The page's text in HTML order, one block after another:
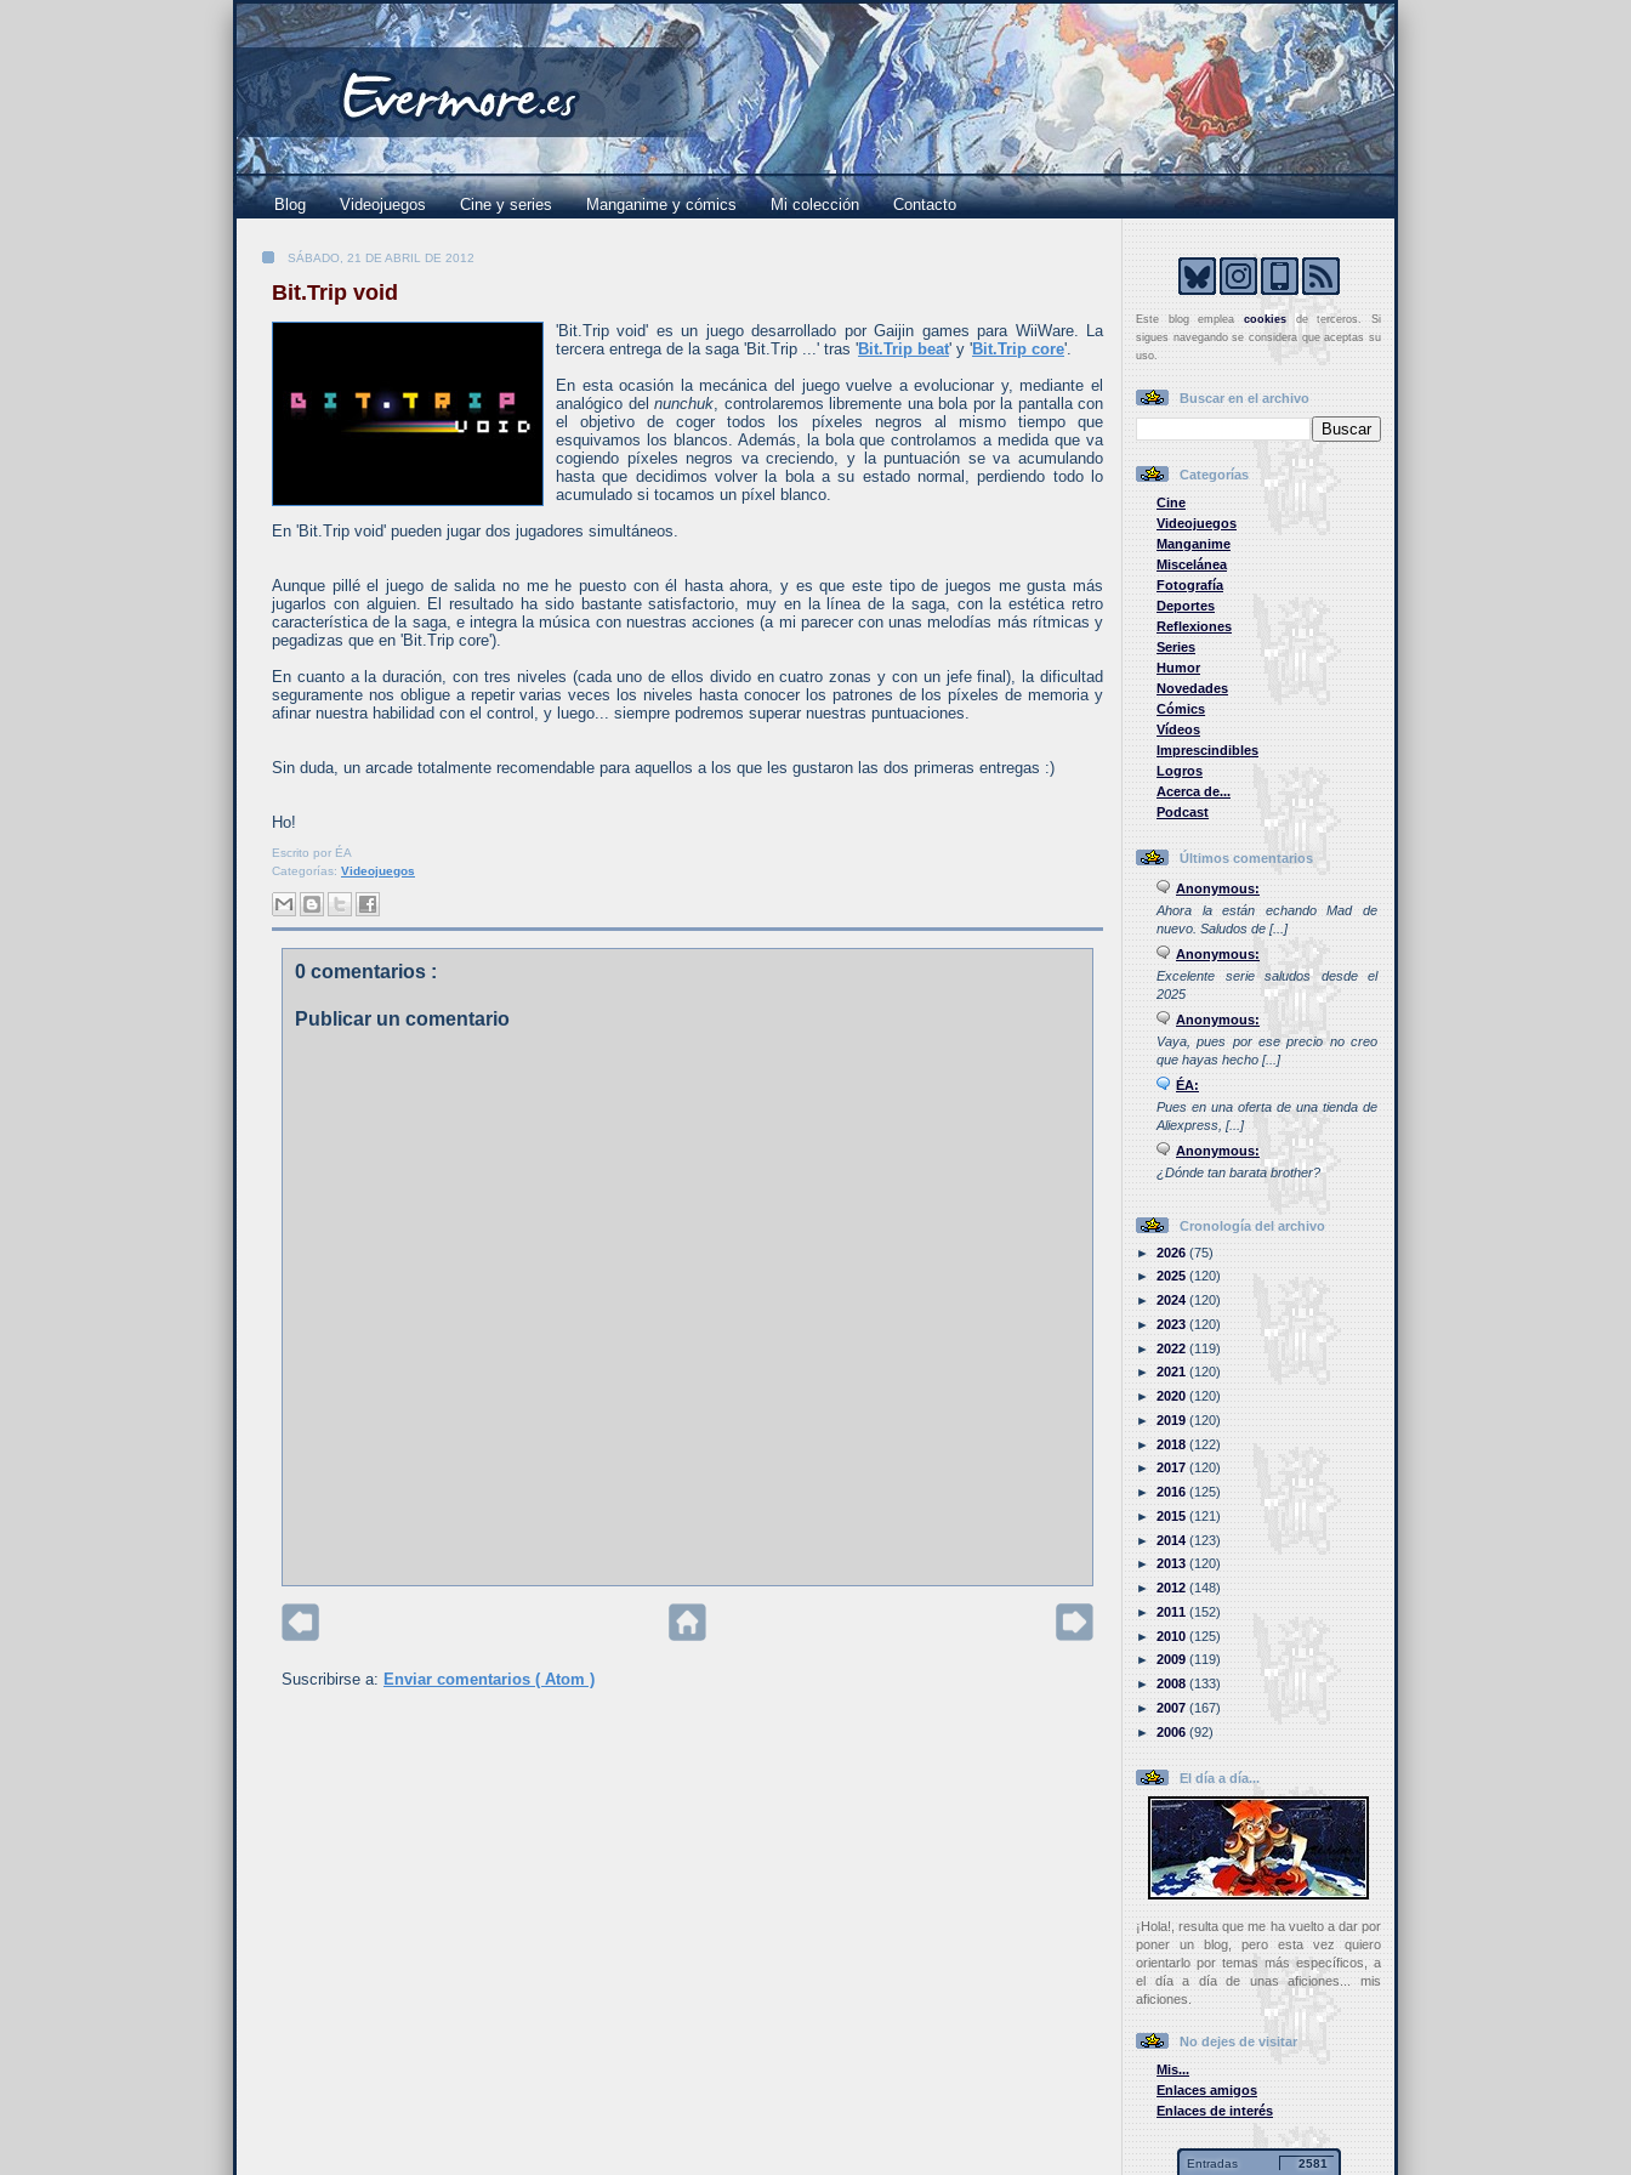
Blog Videojuegos Cine y series Manganime y cómics Mi colección Contacto
SÁBADO, 21 DE ABRIL DE 2012
Bit.Trip void
'Bit.Trip void' es un juego desarrollado por Gaijin games para WiiWare. La
tercera entrega de la saga 'Bit.Trip ...' tras 'Bit.Trip beat' y 'Bit.Trip core'.
En esta ocasión la mecánica del juego vuelve a evolucionar y, mediante el
analógico del nunchuk, controlaremos libremente una bola por la pantalla con
el objetivo de coger todos los píxeles negros al mismo tiempo que
esquivamos los blancos. Además, la bola que controlamos a medida que va
cogiendo píxeles negros va creciendo, y la puntuación se va acumulando
hasta que decidimos volver la bola a su estado normal, perdiendo todo lo
acumulado si tocamos un píxel blanco.
En 'Bit.Trip void' pueden jugar dos jugadores simultáneos.
Aunque pillé el juego de salida no me he puesto con él hasta ahora, y es que este tipo de juegos me gusta más
jugarlos con alguien. El resultado ha sido bastante satisfactorio, muy en la línea de la saga, con la estética retro
característica de la saga, e integra la música con nuestras acciones (a mi parecer con unas melodías más rítmicas y
pegadizas que en 'Bit.Trip core').
En cuanto a la duración, con tres niveles (cada uno de ellos divido en cuatro zonas y con un jefe final), la dificultad
seguramente nos obligue a repetir varias veces los niveles hasta conocer los patrones de los píxeles de memoria y
afinar nuestra habilidad con el control, y luego... siempre podremos superar nuestras puntuaciones.
Sin duda, un arcade totalmente recomendable para aquellos a los que les gustaron las dos primeras entregas :)
Ho!
Escrito por ÉA
Categorías: Videojuegos
0 comentarios :
Publicar un comentario
Suscribirse a: Enviar comentarios ( Atom )
Este blog empleacookies de terceros. Si
sigues navegando se considera que aceptas su
uso.
Buscar en el archivo
Categorías
Cine
Videojuegos
Manganime
Miscelánea
Fotografía
Deportes
Reflexiones
Series
Humor
Novedades
Cómics
Vídeos
Imprescindibles
Logros
Acerca de...
Podcast
Últimos comentarios
Anonymous:
Ahora la están echando Mad de
nuevo. Saludos de [...]
Anonymous:
Excelente serie saludos desde el
2025
Anonymous:
Vaya, pues por ese precio no creo
que hayas hecho [...]
ÉA:
Pues en una oferta de una tienda de
Aliexpress, [...]
Anonymous:
¿Dónde tan barata brother?
Cronología del archivo
►2026(75)
►2025(120)
►2024(120)
►2023(120)
►2022(119)
►2021(120)
►2020(120)
►2019(120)
►2018(122)
►2017(120)
►2016(125)
►2015(121)
►2014(123)
►2013(120)
►2012(148)
►2011(152)
►2010(125)
►2009(119)
►2008(133)
►2007(167)
►2006(92)
El día a día...
¡Hola!, resulta que me ha vuelto a dar por
poner un blog, pero esta vez quiero
orientarlo por temas más específicos, a
el día a día de unas aficiones... mis
aficiones.
No dejes de visitar
Mis...
Enlaces amigos
Enlaces de interés
Entradas 2581